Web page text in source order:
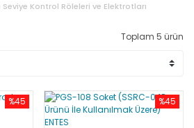
Termokupul Ürünlerinde 100 Adet
Seviye Kontrol Röleleri ve Elektrotları
Toplam 5 ürün
%45 %45